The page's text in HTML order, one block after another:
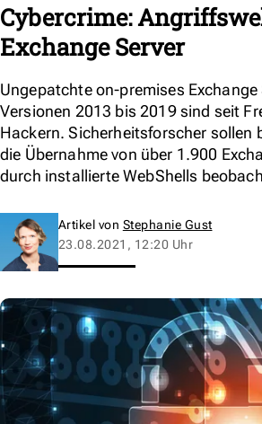
Cybercrime:
Exchange Server
Ungepatchte on-premises Exchange
Versionen 2013 bis 2019 sind seit
Hackern. Sicherheitsforscher sollen
die Übernahme von über 1.900
durch installierte WebShells
Artikel von Stephanie Gust
23.08.2021, 12:20 Uhr